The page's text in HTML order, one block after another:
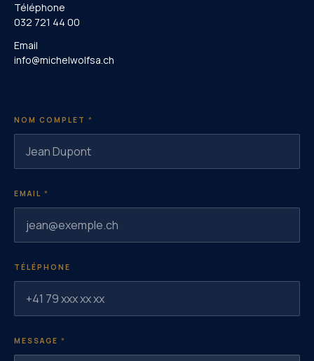
Téléphone
032 721 44 00
Email
info@michelwolfsa.ch
NOM COMPLET *
EMAIL *
TÉLÉPHONE
MESSAGE *